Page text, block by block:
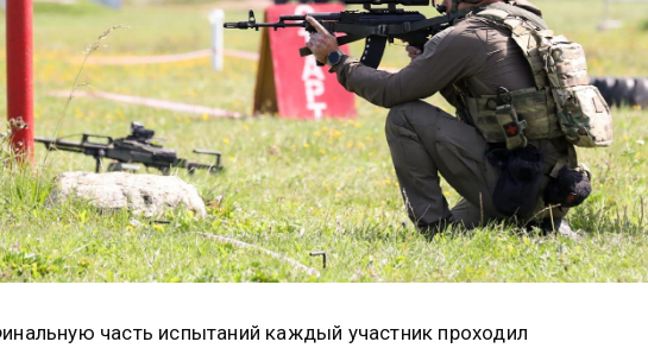
часть испытаний каждый участник проходил